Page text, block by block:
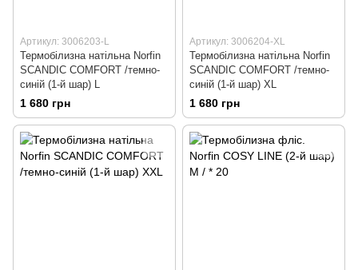
Артикул: 3006203-L
Термобілизна натільна Norfin
SCANDIC COMFORT /темно-
синій (1-й шар) L
1 680 грн
Артикул: 3006204-XL
Термобілизна натільна Norfin
SCANDIC COMFORT /темно-
синій (1-й шар) XL
1 680 грн